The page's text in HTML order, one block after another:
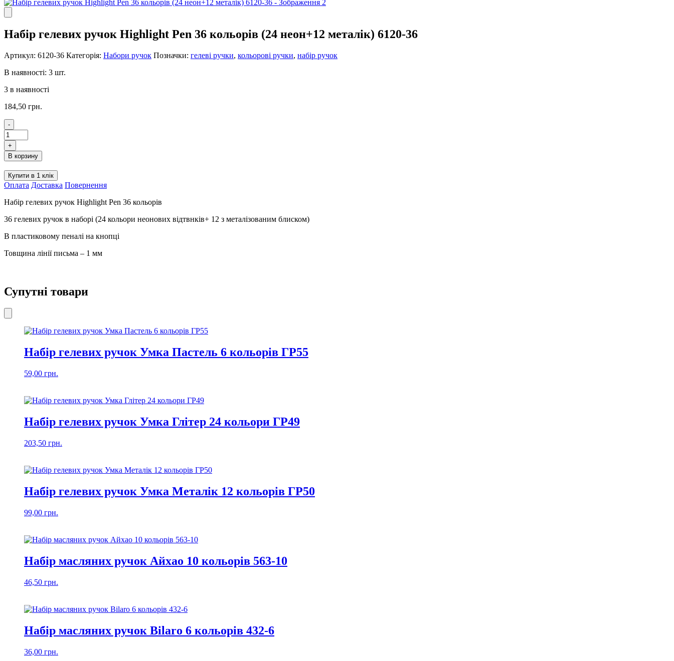
Набір гелевих ручок Highlight Pen 36 кольорів (24 неон+12 металік) 6120-36
Артикул: 6120-36 Категорія: Набори ручок Позначки: гелеві ручки, кольорові ручки, набір ручок
В наявності: 3 шт.
3 в наявності
184,50 грн.
-
Набір
гелевих
ручок
Highlight
Pen
36
кольорів
неон+12
металік)
6120-
36
кількість
+
В корзину
Купити в 1 клік
Оплата Доставка Повернення
Набір гелевих ручок Highlight Pen 36 кольорів
36 гелевих ручок в наборі (24 кольори неонових відтвнків+ 12 з металізованим блиском)
В пластиковому пеналі на кнопці
Товщина лінії письма – 1 мм
Супутні товари
Набір гелевих ручок Умка Пастель 6 кольорів ГР55
59,00 грн.
Набір гелевих ручок Умка Глітер 24 кольори ГР49
203,50 грн.
Набір гелевих ручок Умка Металік 12 кольорів ГР50
99,00 грн.
Набір масляних ручок Айхао 10 кольорів 563-10
46,50 грн.
Набір масляних ручок Bilaro 6 кольорів 432-6
36,00 грн.